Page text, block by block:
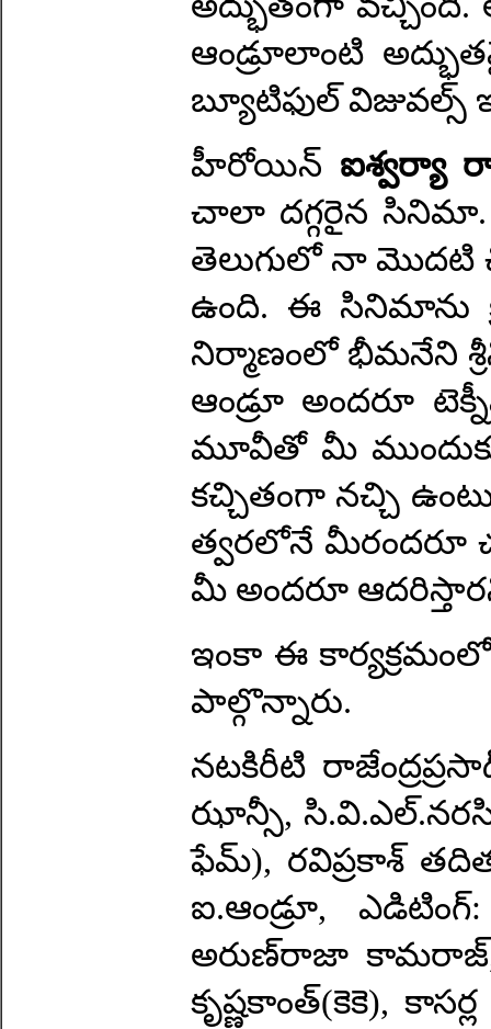
ఆండ్రూలాంటి
బ్యూటిఫుల్‌ విజువల్స్‌
హీరోయిన్‌ ఐశ్వర్యా
చాలా దగ్గరైన
తెలుగులో నా మొదటి
ఉంది. ఈ సినిమాను
నిర్మాణంలో భీమనేని
ఆండ్రూ అందరూ
మూవీతో మీ
కచ్చితంగా నచ్చి
త్వరలోనే మీరందరూ
మీ అందరూ
ఇంకా ఈ కార్యక్రమంలో
పాల్గొన్నారు.
నటకిరీటి
ఝాన్సీ,
ఫేమ్‌), రవిప్రకాశ్‌
ఐ.ఆండ్రూ,
అరుణ్‌రాజా
కృష్ణకాంత్‌(కెకె),